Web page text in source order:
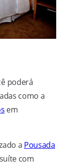
poderá
como a
em
a Pousada
com